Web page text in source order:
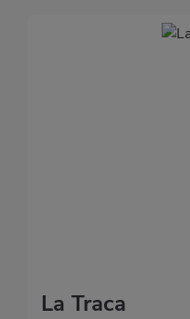
La Traca